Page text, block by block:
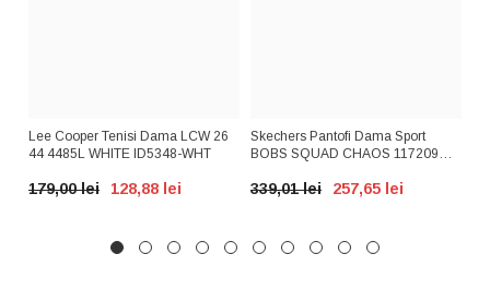
Lee Cooper Tenisi Dama LCW 26
44 4485L WHITE ID5348-WHT
179,00 lei 128,88 lei
Skechers Pantofi Dama Sport
BOBS SQUAD CHAOS 117209
339,01 lei 257,65 lei